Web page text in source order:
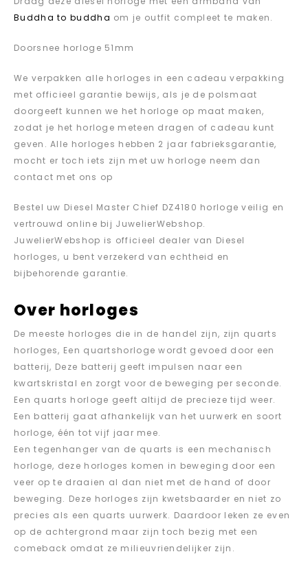
Buddha to buddha om je outfit compleet te maken.
Doorsnee horloge 51mm
We verpakken alle horloges in een cadeau verpakking
met officieel garantie bewijs, als je de polsmaat
doorgeeft kunnen we het horloge op maat maken,
zodat je het horloge meteen dragen of cadeau kunt
geven. Alle horloges hebben 2 jaar fabrieksgarantie,
mocht er toch iets zijn met uw horloge neem dan
contact met ons op
Bestel uw Diesel Master Chief DZ4180 horloge veilig en
vertrouwd online bij JuwelierWebshop.
JuwelierWebshop is officieel dealer van Diesel
horloges, u bent verzekerd van echtheid en
bijbehorende garantie.
Over horloges
De meeste horloges die in de handel zijn, zijn quarts
horloges, Een quartshorloge wordt gevoed door een
batterij, Deze batterij geeft impulsen naar een
kwartskristal en zorgt voor de beweging per seconde.
Een quarts horloge geeft altijd de precieze tijd weer.
Een batterij gaat afhankelijk van het uurwerk en soort
horloge, één tot vijf jaar mee.
Een tegenhanger van de quarts is een mechanisch
horloge, deze horloges komen in beweging door een
veer op te draaien al dan niet met de hand of door
beweging. Deze horloges zijn kwetsbaarder en niet zo
precies als een quarts uurwerk. Daardoor leken ze even
op de achtergrond maar zijn toch bezig met een
comeback omdat ze milieuvriendelijker zijn.